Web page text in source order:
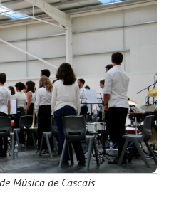
Música de Cascais